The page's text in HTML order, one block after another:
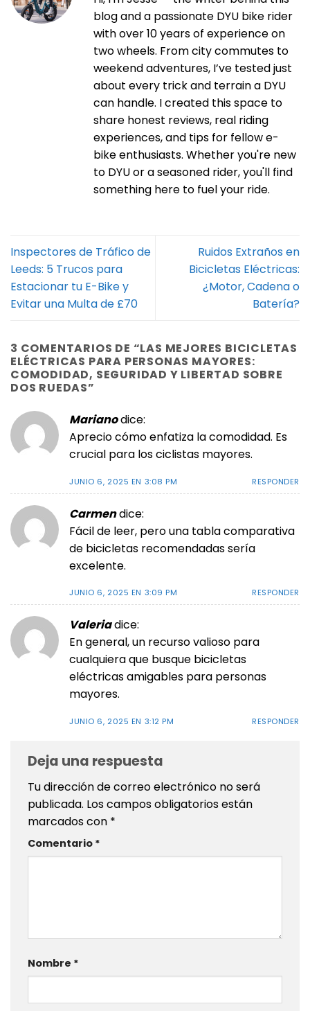
blog and a passionate DYU bike rider
with over 10 years of experience on
two wheels. From city commutes to
weekend adventures, I’ve tested just
about every trick and terrain a DYU
can handle. I created this space to
share honest reviews, real riding
experiences, and tips for fellow e-
bike enthusiasts. Whether you're new
to DYU or a seasoned rider, you'll find
something here to fuel your ride.
Inspectores de Tráfico de
Leeds: 5 Trucos para
Estacionar tu E-Bike y
Evitar una Multa de £70
Ruidos Extraños en
Bicicletas Eléctricas:
¿Motor, Cadena o
Batería?
3 COMENTARIOS DE “LAS MEJORES BICICLETAS
ELÉCTRICAS PARA PERSONAS MAYORES:
COMODIDAD, SEGURIDAD Y LIBERTAD SOBRE
DOS RUEDAS”
Marianodice:
Aprecio cómo enfatiza la comodidad. Es
crucial para los ciclistas mayores.
JUNIO 6, 2025 EN 3:08 PM RESPONDER
Carmendice:
Fácil de leer, pero una tabla comparativa
de bicicletas recomendadas sería
excelente.
JUNIO 6, 2025 EN 3:09 PM RESPONDER
Valeriadice:
En general, un recurso valioso para
cualquiera que busque bicicletas
eléctricas amigables para personas
mayores.
JUNIO 6, 2025 EN 3:12 PM RESPONDER
Deja una respuesta
Tu dirección de correo electrónico no será
publicada. Los campos obligatorios están
marcados con *
Comentario *
Nombre *